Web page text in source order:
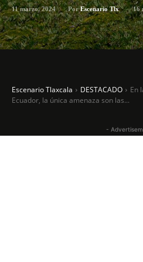
11 marzo, 2024 Por Escenario Tlx 16
Escenario Tlaxcala DESTACADO
En
Ecuador, la única amenaza son las...
-